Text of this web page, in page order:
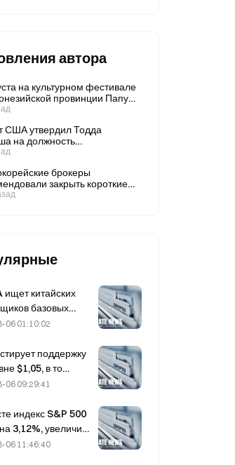
автора
на культурном фестивале
провинции Папуа
стрельба
США утвердил Тодда
на должность
прокурора.
брокеры
закрыть короткие
по 9 акциям на фоне
ищет китайских
базовых
с поддержкой ИИ
06 01:10:02
поддержку
$1,05, в то
Ethereum
низких
торгов.
06 09:29:41
индекс S&P 500
3,12%, увеличив
капитализацию
06 11:46:40